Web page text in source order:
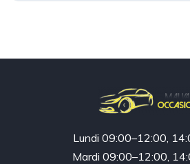
Lundi 09:00–12:00,
Mardi 09:00–12:00,